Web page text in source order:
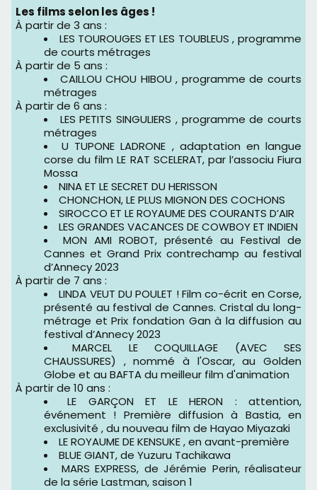
Les films selon les âges !
À partir de 3 ans :
LES TOUROUGES ET LES TOUBLEUS , programme
de courts métrages
À partir de 5 ans :
CAILLOU CHOU HIBOU , programme de courts
métrages
À partir de 6 ans :
LES PETITS SINGULIERS , programme de courts
métrages
U TUPONE LADRONE , adaptation en langue
corse du film LE RAT SCELERAT, par l’associu Fiura
Mossa
NINA ET LE SECRET DU HERISSON
CHONCHON, LE PLUS MIGNON DES COCHONS
SIROCCO ET LE ROYAUME DES COURANTS D’AIR
LES GRANDES VACANCES DE COWBOY ET INDIEN
MON AMI ROBOT, présenté au Festival de
Cannes et Grand Prix contrechamp au festival
d’Annecy 2023
À partir de 7 ans :
LINDA VEUT DU POULET ! Film co-écrit en Corse,
présenté au festival de Cannes. Cristal du long-
métrage et Prix fondation Gan à la diffusion au
festival d’Annecy 2023
MARCEL LE COQUILLAGE (AVEC SES
CHAUSSURES) , nommé à l'Oscar, au Golden
Globe et au BAFTA du meilleur film d'animation
À partir de 10 ans :
LE GARÇON ET LE HERON : attention,
événement ! Première diffusion à Bastia, en
exclusivité , du nouveau film de Hayao Miyazaki
LE ROYAUME DE KENSUKE , en avant-première
BLUE GIANT, de Yuzuru Tachikawa
MARS EXPRESS, de Jérémie Perin, réalisateur
de la série Lastman, saison 1